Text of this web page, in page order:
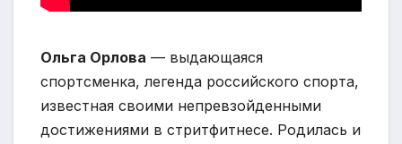
Ольга Орлова — выдающаяся
спортсменка, легенда российского спорта,
известная своими непревзойденными
достижениями в стритфитнесе. Родилась и